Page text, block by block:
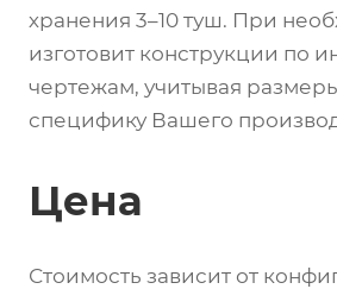
хранения 3–10 туш. При
изготовит конструкции по
чертежам, учитывая
специфику Вашего
Цена
Стоимость зависит от